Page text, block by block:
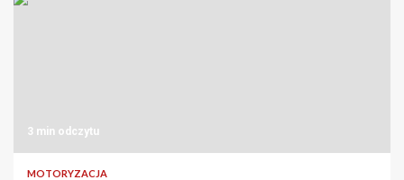
3 min odczytu
MOTORYZACJA